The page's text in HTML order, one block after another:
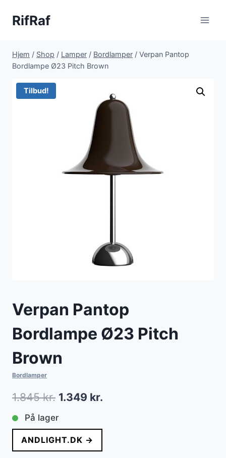
RifRaf
Hjem / Shop / Lamper / Bordlamper / Verpan Pantop
Bordlampe Ø23 Pitch Brown
Tilbud!
Verpan Pantop
Bordlampe Ø23 Pitch
Brown
Bordlamper
1.845kr. Den
oprindelige
pris
var:
1.349 kr.
På lager
ANDLIGHT.DK →